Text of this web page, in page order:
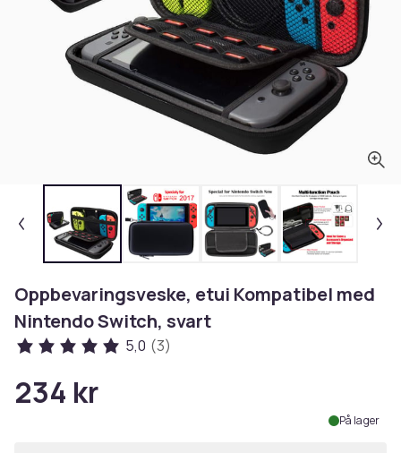
Oppbevaringsveske, etui Kompatibel med
Nintendo Switch, svart
5,0 (3)
234 kr
På lager